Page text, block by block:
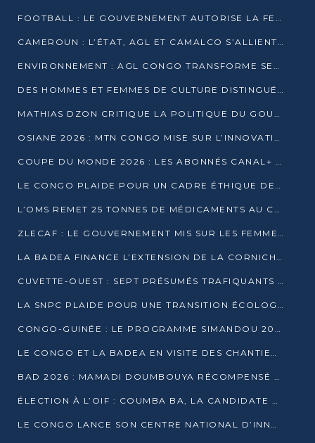
FOOTBALL : LE GOUVERNEMENT AUTORISE LA FECOFOOT À OCCUPER LES COMPLEXES SPORTIFS
CAMEROUN : L’ÉTAT, AGL ET CAMALCO S’ALLIENT POUR UN MÉGA-PROJET FERROVIAIRE
ENVIRONNEMENT : AGL CONGO TRANSFORME SES DÉCHETS EN OUTILS DE FORMATION
DES HOMMES ET FEMMES DE CULTURE DISTINGUÉS POUR LEUR ENGAGEMENT PAR BANTOU CULTURE
MATHIAS DZON CRITIQUE LA POLITIQUE DU GOUVERNEMENT ET ALERTE SUR LA DETTE DU CONGO
OSIANE 2026 : MTN CONGO MISE SUR L’INNOVATION POUR RELEVER LES DÉFIS AFRICAINS
COUPE DU MONDE 2026 : LES ABONNÉS CANAL+ AU CONGO DÉÇUS À QUELQUES JOURS DU COUP D’ENVOI
LE CONGO PLAIDE POUR UN CADRE ÉTHIQUE DE L’INTELLIGENCE ARTIFICIELLE À DAKAR
L’OMS REMET 25 TONNES DE MÉDICAMENTS AU CONGO POUR RENFORCER LA RIPOSTE AUX ÉPIDÉMIES
ZLECAF : LE GOUVERNEMENT MIS SUR LES FEMMES ENTREPRENEURES
LA BADEA FINANCE L’EXTENSION DE LA CORNICHE SUD DE BRAZZAVILLE
CUVETTE-OUEST : SEPT PRÉSUMÉS TRAFIQUANTS DE FAUNE INTERPELLÉS À EWO ET KELLÉ
LA SNPC PLAIDE POUR UNE TRANSITION ÉCOLOGIQUE PROGRESSIVE
CONGO-GUINÉE : LE PROGRAMME SIMANDOU 2040 AU CŒUR DES ÉCHANGES À LA BAD
LE CONGO ET LA BADEA EN VISITE DES CHANTIERS
BAD 2026 : MAMADI DOUMBOUYA RÉCOMPENSÉ PAR LE TROPHÉE BABACAR NDIAYE À BRAZZAVILLE
ÉLECTION À L’OIF : COUMBA BA, LA CANDIDATE DISCRÈTE QUI BOUSCULE LE JEU DIPLOMATIQUE
LE CONGO LANCE SON CENTRE NATIONAL D’INNOVATION